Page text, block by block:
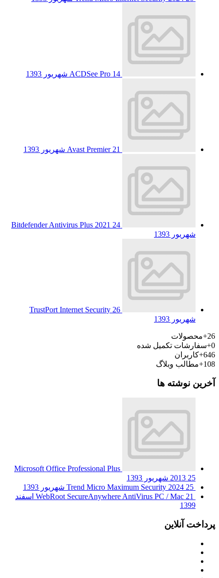
ACDSee Pro 14 شهریور 1393
Avast Premier 21 شهریور 1393
Bitdefender Antivirus Plus 2021 24
شهریور 1393
TrustPort Internet Security 26
شهریور 1393
26+
محصولات
0+ سفارشات تکمیل شده
646+ کاربران
108+
مطالب وبلاگ
آخرین نوشته ها
Microsoft Office Professional Plus
2013 25 شهریور 1393
Trend Micro Maximum Security 2024 25 شهریور 1393
WebRoot SecureAnywhere AntiVirus PC / Mac 21 اسفند
1399
پرداخت آنلاین